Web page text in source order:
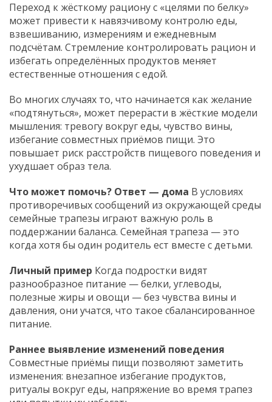
Переход к жёсткому рациону с «целями по белку»
может привести к навязчивому контролю еды,
взвешиванию, измерениям и ежедневным
подсчётам. Стремление контролировать рацион и
избегать определённых продуктов меняет
естественные отношения с едой.
Во многих случаях то, что начинается как желание
«подтянуться», может перерасти в жёсткие модели
мышления: тревогу вокруг еды, чувство вины,
избегание совместных приёмов пищи. Это
повышает риск расстройств пищевого поведения и
ухудшает образ тела.
Что может помочь? Ответ — дома В условиях
противоречивых сообщений из окружающей среды
семейные трапезы играют важную роль в
поддержании баланса. Семейная трапеза — это
когда хотя бы один родитель ест вместе с детьми.
Личный пример Когда подростки видят
разнообразное питание — белки, углеводы,
полезные жиры и овощи — без чувства вины и
давления, они учатся, что такое сбалансированное
питание.
Раннее выявление изменений поведения
Совместные приёмы пищи позволяют заметить
изменения: внезапное избегание продуктов,
ритуалы вокруг еды, напряжение во время трапез